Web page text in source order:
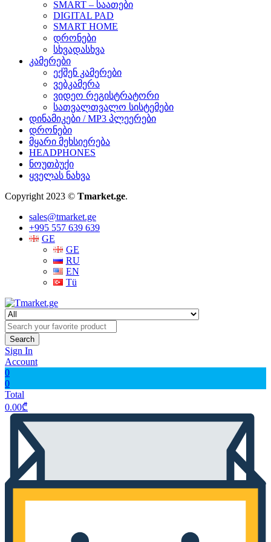
SMART – საათები
DIGITAL PAD
SMART HOME
დრონები
სხვადასხვა
კამერები
ექშენ კამერები
ვებკამერა
ვიდეო რეგისტრატორი
სათვალთვალო სისტემები
დინამიკები / MP3 პლეერები
დრონები
მყარი მეხსიერება
HEADPHONES
ნოუთბუქი
ყველას ნახვა
Copyright 2023 © Tmarket.ge.
sales@tmarket.ge
+995 557 639 639
GE
GE
RU
EN
Tü
Search
Sign In
Account
0
0
Total
0.00₾